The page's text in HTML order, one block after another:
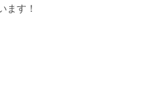
ます！